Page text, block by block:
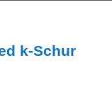
k-Schur